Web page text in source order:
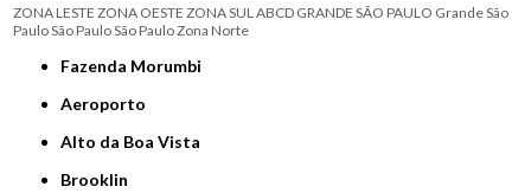
ZONA LESTE ZONA OESTE ZONA SULABCD GRANDE SÃO PAULO Grande São
PauloSão PauloSão PauloZona Norte
Fazenda Morumbi
Aeroporto
Alto da Boa Vista
Brooklin